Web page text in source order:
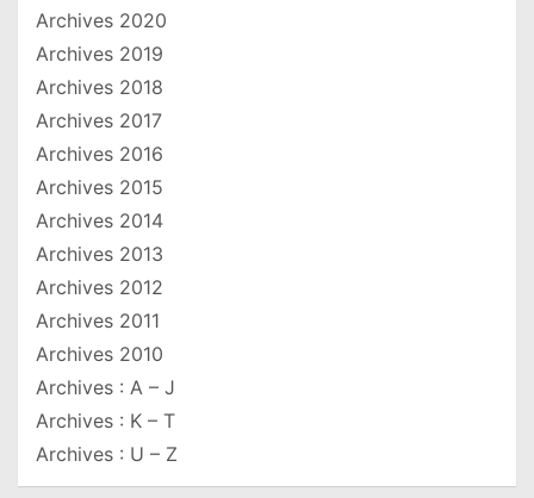
Archives 2020
Archives 2019
Archives 2018
Archives 2017
Archives 2016
Archives 2015
Archives 2014
Archives 2013
Archives 2012
Archives 2011
Archives 2010
Archives : A – J
Archives : K – T
Archives : U – Z